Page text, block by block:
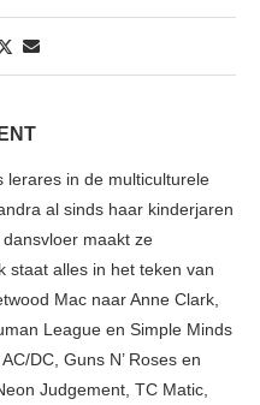
lerares in de multiculturele
al sinds haar kinderjaren
maakt ze
staat alles in het teken van
Mac naar Anne Clark,
League en Simple Minds
DC, Guns N’ Roses en
Judgement, TC Matic,